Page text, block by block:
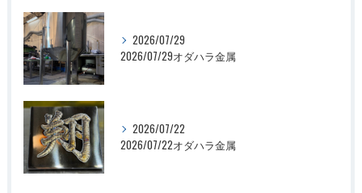
2026/07/29
2026/07/29オダハラ金属
2026/07/22
2026/07/22オダハラ金属